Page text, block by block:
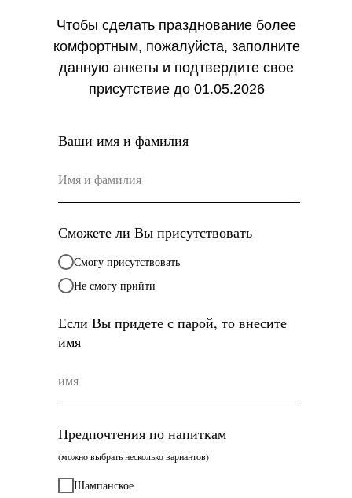
Ваши имя и фамилия
Сможете ли Вы присутствовать
Смогу присутствовать
Не смогу прийти
Если Вы придете с парой, то внесите
имя
Предпочтения по напиткам
(можно выбрать несколько вариантов)
Шампанское
Чтобы сделать празднование более
комфортным, пожалуйста, заполните
данную анкеты и подтвердите свое
присутствие до 01.05.2026